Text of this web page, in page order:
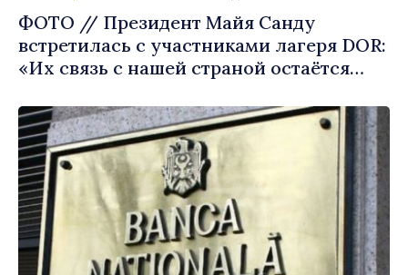
ФОТО // Президент Майя Санду
встретилась с участниками лагеря DOR:
«Их связь с нашей страной остаётся